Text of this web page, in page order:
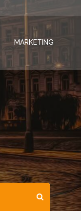
MARKETING